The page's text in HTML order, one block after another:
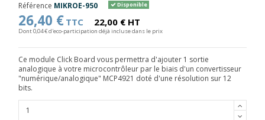
Référence MIKROE-950 Disponible
26,40 € TTC 22,00 € HT
Dont 0,04 € d'eco-participation déjà incluse dans le prix
Ce module Click Board vous permettra d'ajouter 1 sortie
analogique à votre microcontrôleur par le biais d'un convertisseur
"numérique/analogique" MCP4921 doté d'une résolution sur 12
bits.